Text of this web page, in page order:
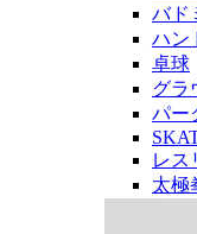
バド
ハン
卓球
グラ
パー
レス
太極